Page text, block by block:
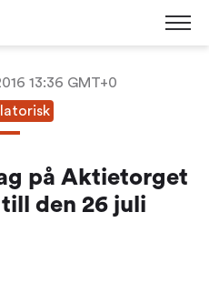
13:36 GMT+0
på Aktietorget
den 26 juli